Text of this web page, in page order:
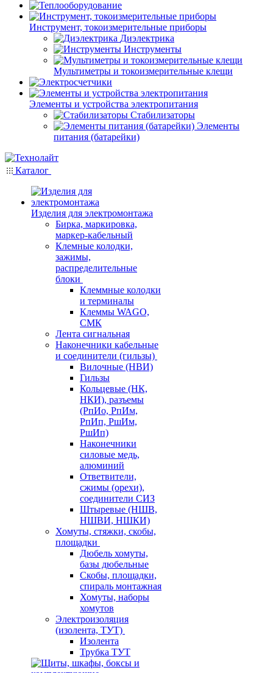
Инструмент, токоизмерительные приборы
Диэлектрика
Инструменты
Мультиметры и токоизмерительные клещи
Элементы и устройства электропитания
Стабилизаторы
Элементы
питания (батарейки)
Каталог
Изделия для электромонтажа
Бирка, маркировка,
маркер-кабельный
Клемные колодки,
зажимы,
распределительные
блоки
Клеммные колодки
и терминалы
Клеммы WAGO,
СМК
Лента сигнальная
Наконечники кабельные
и соединители (гильзы)
Вилочные (НВИ)
Гильзы
Кольцевые (НК,
НКИ), разъемы
(РпИо, РпИм,
РпИп, РшИм,
РшИп)
Наконечники
силовые медь,
алюминий
Ответвители,
сжимы (орехи),
соединители СИЗ
Штыревые (НШВ,
НШВИ, НШКИ)
Хомуты, стяжки, скобы,
площадки
Дюбель хомуты,
базы дюбельные
Скобы, площадки,
спираль монтажная
Хомуты, наборы
хомутов
Электроизоляция
(изолента, ТУТ)
Изолента
Трубка ТУТ